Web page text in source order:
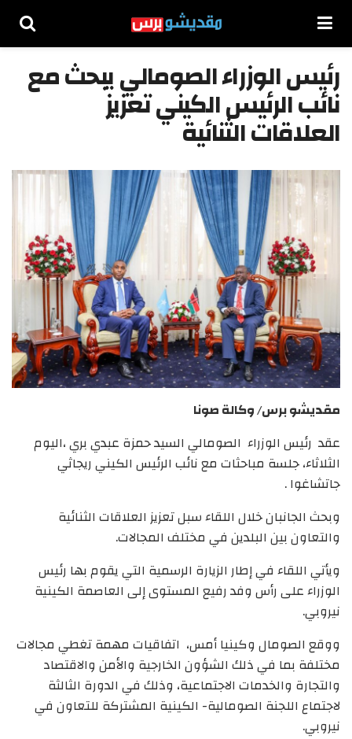
رئيس الوزراء الصومالي يبحث مع
نائب الرئيس الكيني تعزيز
العلاقات الثنائية
مقديشو برس/ وكالة صونا
عقد رئيس الوزراء الصومالي السيد حمزة عبدي بري ،اليوم
الثلاثاء، جلسة مباحثات مع نائب الرئيس الكيني ريجاثي
جاتشاغوا .
وبحث الجانبان خلال اللقاء سبل تعزيز العلاقات الثنائية
والتعاون بين البلدين في مختلف المجالات.
ويأتي اللقاء في إطار الزيارة الرسمية التي يقوم بها رئيس
الوزراء على رأس وفد رفيع المستوى إلى العاصمة الكينية
نيروبي.
ووقع الصومال وكينيا أمس، اتفاقيات مهمة تغطي مجالات
مختلفة بما في ذلك الشؤون الخارجية والأمن والاقتصاد
والتجارة والخدمات الاجتماعية، وذلك في الدورة الثالثة
لاجتماع اللجنة الصومالية- الكينية المشتركة للتعاون في
نيروبي.